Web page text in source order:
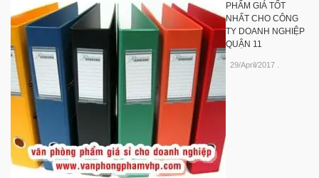
PHẨM GIÁ TỐT
NHẤT CHO CÔNG
TY DOANH NGHIỆP
QUẬN 11
29/April/2017